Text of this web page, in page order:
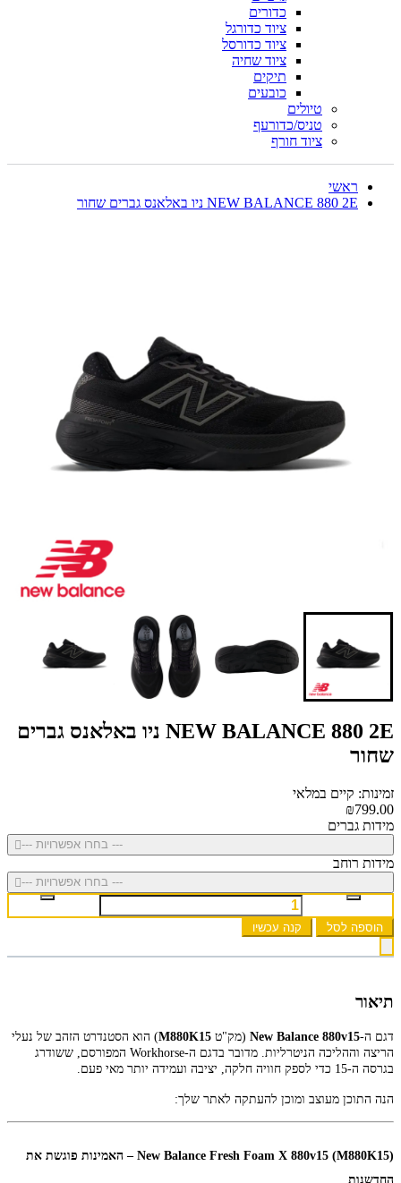
כדורים
ציוד כדורגל
ציוד כדורסל
ציוד שחיה
תיקים
כובעים
טיולים
טניס/כדורעף
ציוד חורף
ראשי
NEW BALANCE 880 2E ניו באלאנס גברים שחור
NEW BALANCE 880 2E ניו באלאנס גברים
שחור
זמינות: קיים במלאי
₪799.00
מידות גברים
--- בחרו אפשרויות ---
מידות רוחב
--- בחרו אפשרויות ---
הוספה לסל קנה עכשיו
תיאור
דגם ה-New Balance 880v15 (מק"ט M880K15) הוא הסטנדרט הזהב של נעלי
הריצה וההליכה הניטרליות. מדובר בדגם ה-Workhorse המפורסם, ששודרג
בגרסה ה-15 כדי לספק חוויה חלקה, יציבה ועמידה יותר מאי פעם.
הנה התוכן מעוצב ומוכן להעתקה לאתר שלך:
New Balance Fresh Foam X 880v15 (M880K15) – האמינות פוגשת את
החדשנות